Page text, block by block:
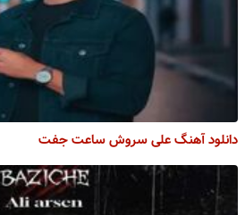
دانلود آهنگ علی سروش ساعت جفت